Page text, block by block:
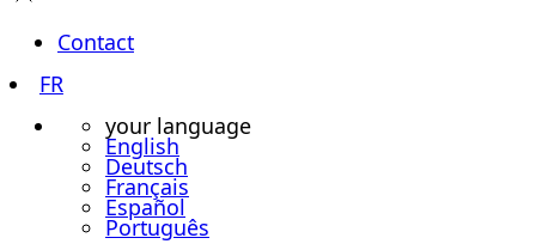
Contact
FR
your language
English
Deutsch
Français
Español
Português